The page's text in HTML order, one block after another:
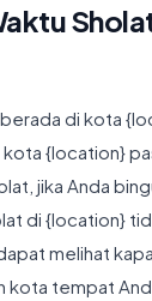
di kota
{location}
jika Anda
di {location}
melihat
kota tempat